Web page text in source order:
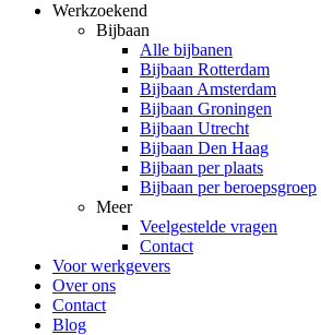
Werkzoekend
Bijbaan
Alle bijbanen
Bijbaan Rotterdam
Bijbaan Amsterdam
Bijbaan Groningen
Bijbaan Utrecht
Bijbaan Den Haag
Bijbaan per plaats
Bijbaan per beroepsgroep
Meer
Veelgestelde vragen
Contact
Voor werkgevers
Over ons
Contact
Blog